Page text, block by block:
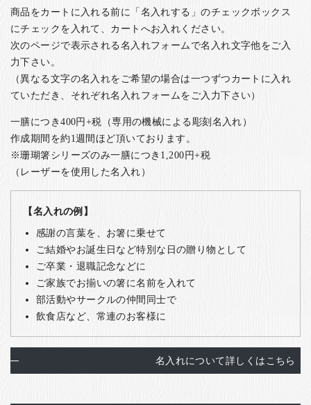
商品をカートに入れる前に「名入れする」のチェックボックス
にチェックを入れて、カートへお入れください。
次のページで表示される名入れフォームで名入れ文字他をご入
力下さい。
（異なる文字の名入れをご希望の場合は一つずつカートに入れ
ていただき、それぞれ名入れフォームをご入力下さい）
一膳につき400円+税（専用の機械による彫刻名入れ）
作成期間を約1週間ほど頂いております。
※珊瑚箸シリーズのみ一膳につき1,200円+税
（レーザーを使用した名入れ）
【名入れの例】
感謝の言葉を、お箸に乗せて
ご結婚やお誕生日など特別な日の贈り物として
ご卒業・退職記念などに
ご家族でお揃いの箸に名前を入れて
部活動やサークルの仲間同士で
飲食店など、常連のお客様に
名入れについて詳しくはこちら